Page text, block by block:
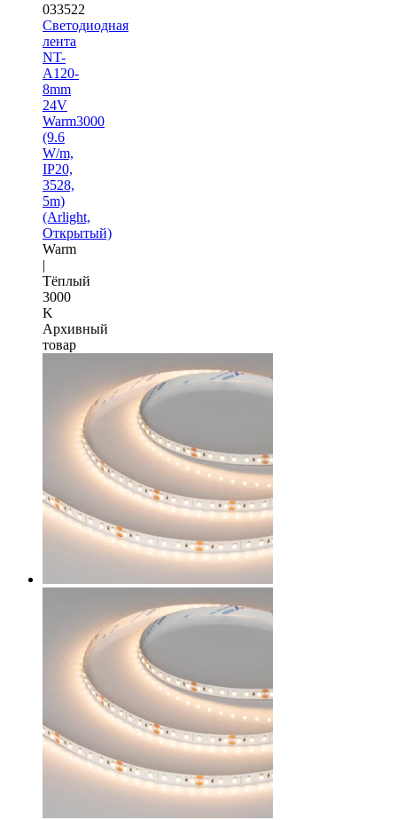
033522
Светодиодная
лента
NT-
A120-
8mm
24V
Warm3000
(9.6
W/m,
IP20,
3528,
5m)
(Arlight,
Открытый)
Warm
|
Тёплый
3000
K
Архивный
товар